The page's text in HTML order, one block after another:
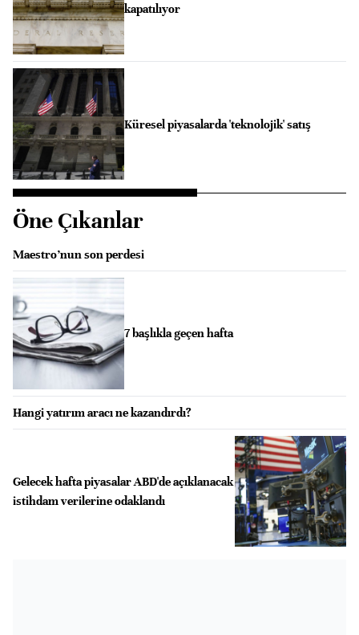
kapatılıyor
Küresel piyasalarda 'teknolojik' satış
Öne Çıkanlar
Maestro’nun son perdesi
7 başlıkla geçen hafta
Hangi yatırım aracı ne kazandırdı?
Gelecek hafta piyasalar ABD'de açıklanacak
istihdam verilerine odaklandı